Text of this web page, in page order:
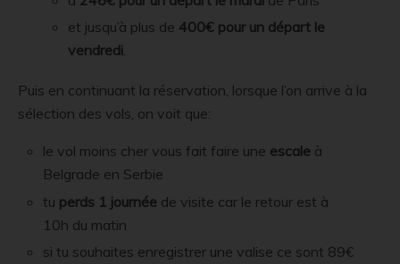
et jusqu’à plus de 400€ pour un départ le
vendredi.
Puis en continuant la réservation, lorsque l’on arrive à la
sélection des vols, on voit que:
le vol moins cher vous fait faire une escale à
Belgrade en Serbie
tu perds 1 journée de visite car le retour est à
10h du matin
si tu souhaites enregistrer une valise ce sont 89€